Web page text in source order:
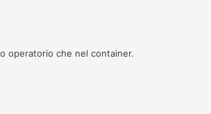
operatorio che nel container.